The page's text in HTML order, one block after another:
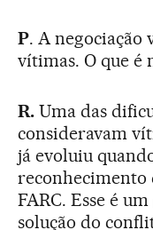
P. A negociação
vítimas. O que é
R.Uma das
consideravam
já evoluiu
reconhecimento
FARC. Esse é
solução do